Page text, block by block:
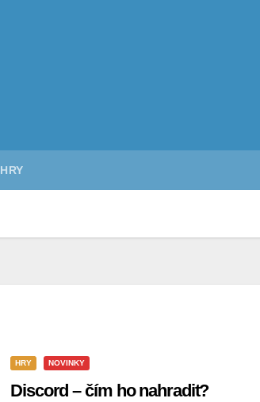
HRY
HRY NOVINKY
Discord – čím ho nahradit?